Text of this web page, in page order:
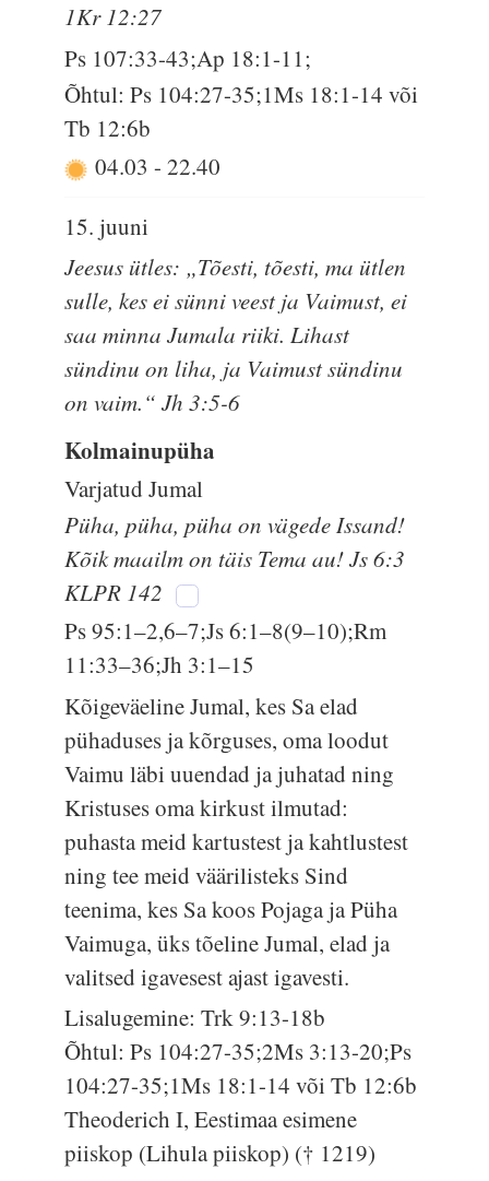
1Kr 12:27
Ps 107:33-43;Ap 18:1-11;
Õhtul: Ps 104:27-35;1Ms 18:1-14 või
Tb 12:6b
04.03 - 22.40
15. juuni
Jeesus ütles: „Tõesti, tõesti, ma ütlen
sulle, kes ei sünni veest ja Vaimust, ei
saa minna Jumala riiki. Lihast
sündinu on liha, ja Vaimust sündinu
on vaim.“ Jh 3:5-6
Kolmainupüha
Varjatud Jumal
Püha, püha, püha on vägede Issand!
Kõik maailm on täis Tema au! Js 6:3
KLPR 142
Ps 95:1–2,6–7;Js 6:1–8(9–10);Rm
11:33–36;Jh 3:1–15
Kõigeväeline Jumal, kes Sa elad
pühaduses ja kõrguses, oma loodut
Vaimu läbi uuendad ja juhatad ning
Kristuses oma kirkust ilmutad:
puhasta meid kartustest ja kahtlustest
ning tee meid väärilisteks Sind
teenima, kes Sa koos Pojaga ja Püha
Vaimuga, üks tõeline Jumal, elad ja
valitsed igavesest ajast igavesti.
Lisalugemine: Trk 9:13-18b
Õhtul: Ps 104:27-35;2Ms 3:13-20;Ps
104:27-35;1Ms 18:1-14 või Tb 12:6b
Theoderich I, Eestimaa esimene
piiskop (Lihula piiskop) († 1219)